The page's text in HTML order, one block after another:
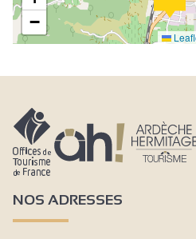
−
NOS ADRESSES